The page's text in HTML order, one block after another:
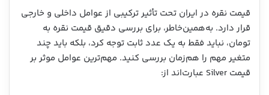
قیمت نقره در ایران تحت تأثیر ترکیبی از عوامل داخلی و خارجی
قرار دارد. به‌همین‌خاطر، برای بررسی دقیق قیمت نقره به
تومان، نباید فقط به یک عدد ثابت توجه کرد، بلکه باید چند
متغیر مهم را هم‌زمان بررسی کنید. مهم‌ترین عوامل موثر بر
قیمت Silver عبارت‌اند از: